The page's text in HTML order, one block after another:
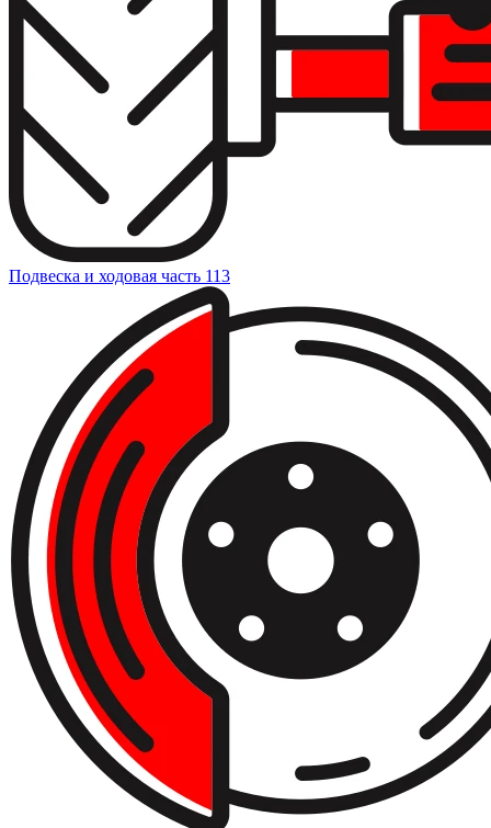
Подвеска и ходовая часть 113